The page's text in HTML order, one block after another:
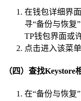
在钱包详细界
寻“备份与恢复
TP钱包界面或
点击进入该菜单
（四）查找Keystore
在“备份与恢复